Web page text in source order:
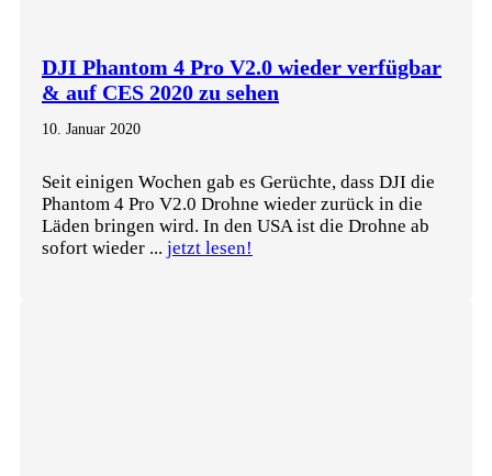
DJI Phantom 4 Pro V2.0 wieder verfügbar
& auf CES 2020 zu sehen
10. Januar 2020
Seit einigen Wochen gab es Gerüchte, dass DJI die
Phantom 4 Pro V2.0 Drohne wieder zurück in die
Läden bringen wird. In den USA ist die Drohne ab
sofort wieder ... jetzt lesen!